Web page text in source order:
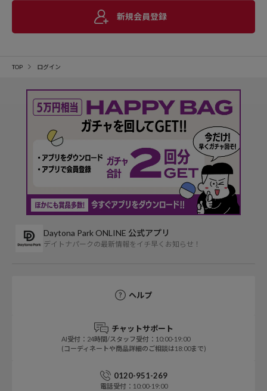
新規会員登録
TOP ログイン
Daytona Park ONLINE 公式アプリ
デイトナパークの最新情報をイチ早くお知らせ！
ヘルプ
チャットサポート
AI受付：24時間/スタッフ受付：10:00-19:00
(コーディネートや商品詳細のご相談は18:00まで)
0120-951-269
電話受付：10:00-19:00